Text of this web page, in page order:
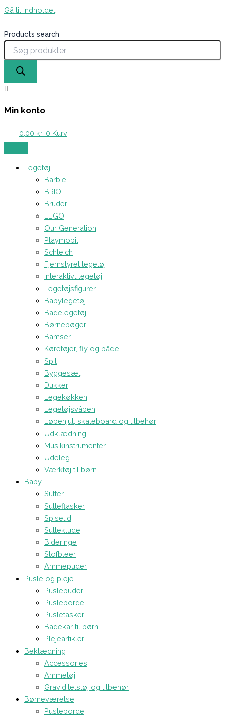
Gå til indholdet
Products search
Min konto
0,00 kr. 0 Kurv
Legetøj
Barbie
BRIO
Bruder
LEGO
Our Generation
Playmobil
Schleich
Fjernstyret legetøj
Interaktivt legetøj
Legetøjsfigurer
Babylegetøj
Badelegetøj
Børnebøger
Bamser
Køretøjer, fly og både
Spil
Byggesæt
Dukker
Legekøkken
Legetøjsvåben
Løbehjul, skateboard og tilbehør
Udklædning
Musikinstrumenter
Udeleg
Værktøj til børn
Baby
Sutter
Sutteflasker
Spisetid
Sutteklude
Bideringe
Stofbleer
Ammepuder
Pusle og pleje
Puslepuder
Pusleborde
Pusletasker
Badekar til børn
Plejeartikler
Beklædning
Accessories
Ammetøj
Graviditetstøj og tilbehør
Børneværelse
Pusleborde